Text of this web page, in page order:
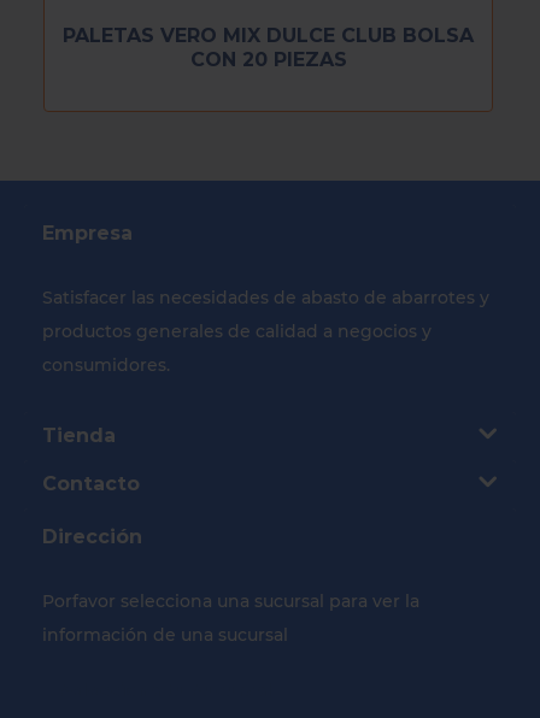
PALETAS VERO MIX DULCE CLUB BOLSA
CON 20 PIEZAS
Empresa
Satisfacer las necesidades de abasto de abarrotes y
productos generales de calidad a negocios y
consumidores.
Tienda
Contacto
Dirección
Porfavor selecciona una sucursal para ver la
información de una sucursal